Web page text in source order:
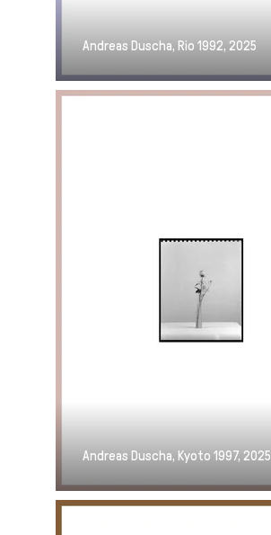
Andreas Duscha, Rio 1992, 2025
Andreas Duscha, Kyoto 1997, 2025